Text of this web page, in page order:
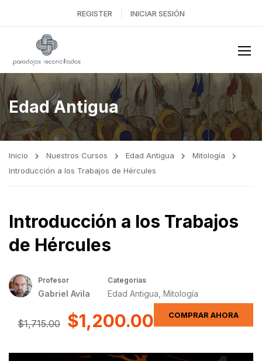
REGISTER INICIAR SESIÓN
Edad Antigua
Inicio Nuestros Cursos Edad Antigua
Mitología
Introducción a los Trabajos de Hércules
Introducción a los Trabajos
de Hércules
Profesor
Gabriel Avila
Categorías
Edad Antigua Mitología
$1,715.00 $1,200.00 COMPRAR AHORA